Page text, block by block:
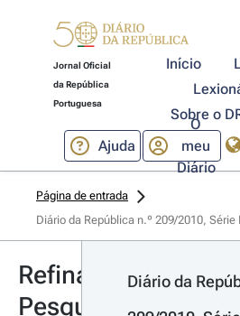
Jornal Oficial
da República
Portuguesa
Início
Sobre o
Ajuda
O
meu
Diário
Página de entrada
Diário da República n.º 209/2010, Série
Refinar
Pesquisa
Diário da